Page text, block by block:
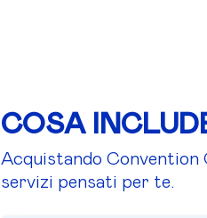
COSA
Acquistando Convention
servizi pensati per te.